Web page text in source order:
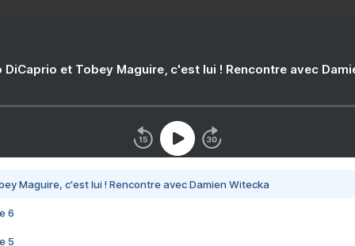
DiCaprio et Tobey Maguire, c'est lui ! Rencontre avec
Maguire, c'est lui ! Rencontre avec Damien Witecka
6
5